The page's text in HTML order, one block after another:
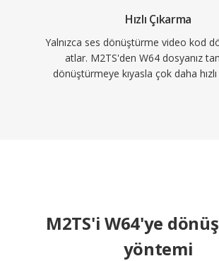
Hızlı Çıkarma
Yalnızca ses dönüştürme video kod
atlar. M2TS'den W64 dosyanız
dönüştürmeye kıyasla çok daha hızlı
M2TS'i W64'ye
yöntemi